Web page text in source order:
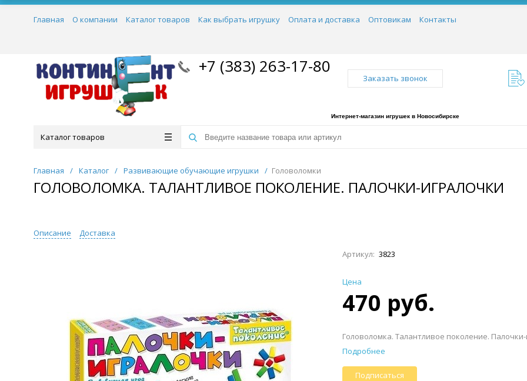
Главная О компании Каталог товаров Как выбрать игрушку Оплата и доставка Оптовикам Контакты
+7 (383) 263-17-80
Заказать звонок
Интернет-магазин игрушек в Новосибирске
Каталог товаров
Главная / Каталог / Развивающие обучающие игрушки / Головоломки
ГОЛОВОЛОМКА. ТАЛАНТЛИВОЕ ПОКОЛЕНИЕ. ПАЛОЧКИ-ИГРАЛОЧКИ
Описание Доставка
Артикул: 3823
Цена
470 руб.
Головоломка. Талантливое поколение.
Подробнее
Подписаться